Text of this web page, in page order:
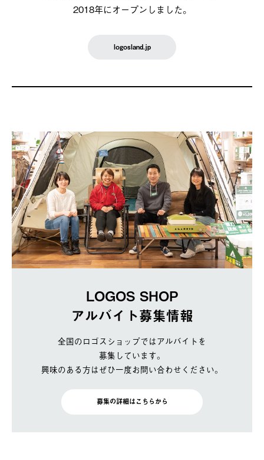
2018年にオープンしました。
logosland.jp
LOGOS SHOP
アルバイト募集情報
全国のロゴスショップではアルバイトを
募集しています。
興味のある方はぜひ一度お問い合わせください。
募集の詳細はこちらから